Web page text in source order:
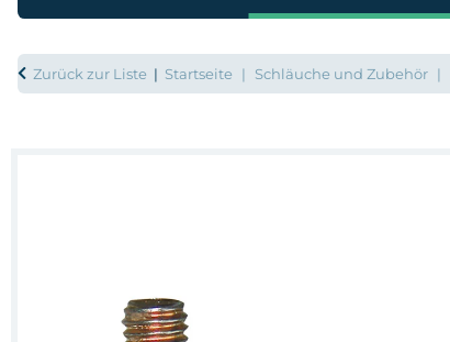
Zurück zur Liste Startseite Schläuche und Zubehör